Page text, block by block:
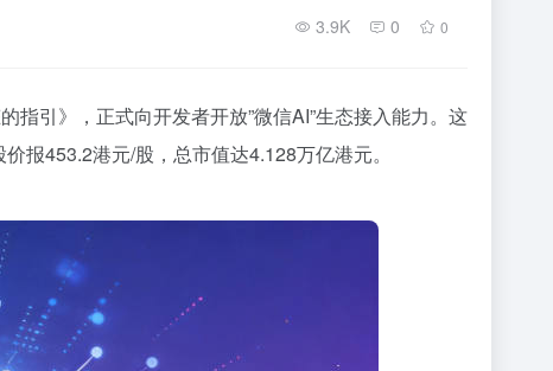
3.9K 0 0
指引》，正式向开发者开放”微信AI”生态接入能力。这
报453.2港元/股，总市值达4.128万亿港元。